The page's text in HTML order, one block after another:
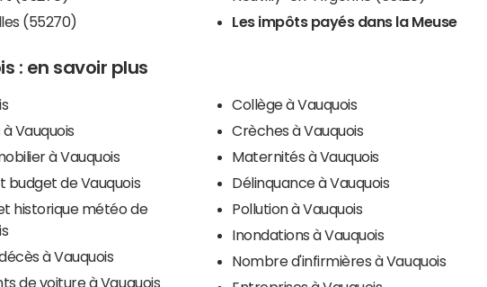
(55270)
Les impôts payés dans la Meuse
: en savoir plus
à Vauquois
à Vauquois
budget de Vauquois
historique météo de
à Vauquois
de voiture à Vauquois
Collège à Vauquois
Crèches à Vauquois
Maternités à Vauquois
Délinquance à Vauquois
Pollution à Vauquois
Inondations à Vauquois
Nombre d'infirmières à Vauquois